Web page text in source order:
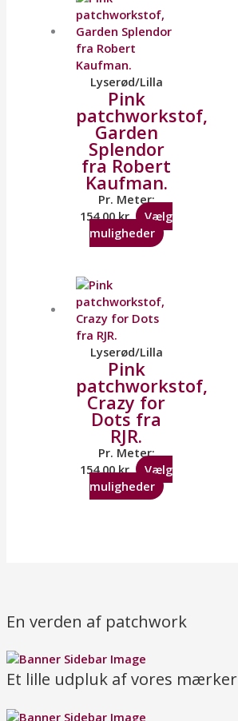
Lyserød/Lilla
Pink
patchworkstof,
Garden
Splendor
fra Robert
Kaufman.
Pr. Meter:
154,00kr.
Vælg
muligheder
Lyserød/Lilla
Pink
patchworkstof,
Crazy for
Dots fra
RJR.
Pr. Meter:
154,00kr.
Vælg
muligheder
En verden af patchwork
Et lille udpluk af vores mærker